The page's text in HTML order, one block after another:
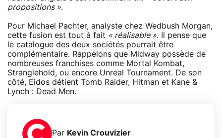
propositions ».
Pour Michael Pachter, analyste chez Wedbush Morgan,
cette fusion est tout à fait « réalisable ». Il pense que
le catalogue des deux sociétés pourrait être
complémentaire. Rappelons que Midway possède de
nombreuses franchises comme Mortal Kombat,
Stranglehold, ou encore Unreal Tournament. De son
côté, Eidos détient Tomb Raider, Hitman et Kane &
Lynch : Dead Men.
Par Kevin Crouvizier